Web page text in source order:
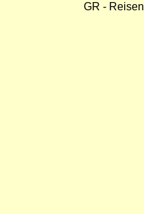
GR - Reisen